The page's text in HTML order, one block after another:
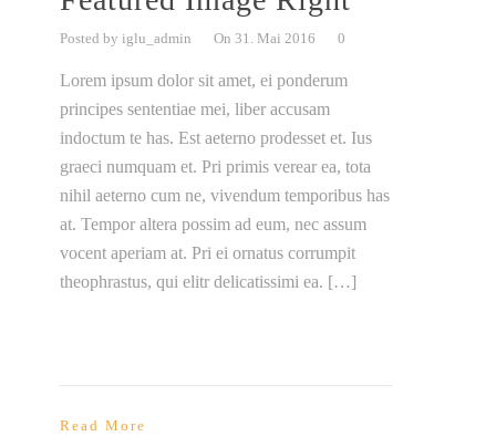
Posted by iglu_admin On 31. Mai 2016 0
Lorem ipsum dolor sit amet, ei ponderum
principes sententiae mei, liber accusam
indoctum te has. Est aeterno prodesset et. Ius
graeci numquam et. Pri primis verear ea, tota
nihil aeterno cum ne, vivendum temporibus has
at. Tempor altera possim ad eum, nec assum
vocent aperiam at. Pri ei ornatus corrumpit
theophrastus, qui elitr delicatissimi ea. […]
Read More